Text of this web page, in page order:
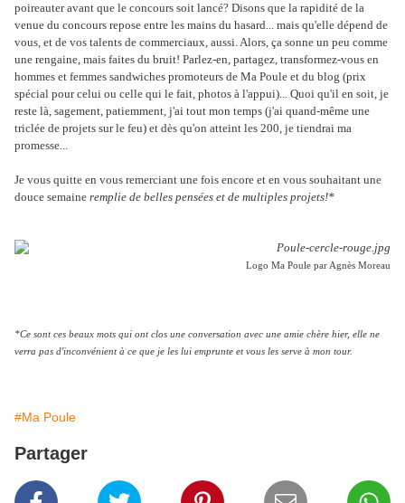
poireauter avant que le concours soit lancé? Disons que la rapidité de la
venue du concours repose entre les mains du hasard... mais qu'elle dépend de
vous, et de vos talents de commerciaux, aussi. Alors, ça sonne un peu comme
une rengaine, mais faites du bruit! Parlez-en, partagez, transformez-vous en
hommes et femmes sandwiches promoteurs de Ma Poule et du blog (prix
spécial pour celui ou celle qui le fait, photos à l'appui)... Quoi qu'il en soit, je
reste là, sagement, patiemment, j'ai tout mon temps (j'ai quand-même une
triclée de projets sur le feu) et dès qu'on atteint les 200, je tiendrai ma
promesse...
Je vous quitte en vous remerciant une fois encore et en vous souhaitant une
douce semaine remplie de belles pensées et de multiples projets!*
Logo Ma Poule par Agnès Moreau
*Ce sont ces beaux mots qui ont clos une conversation avec une amie chère hier, elle ne
verra pas d'inconvénient à ce que je les lui emprunte et vous les serve à mon tour.
#Ma Poule
Partager